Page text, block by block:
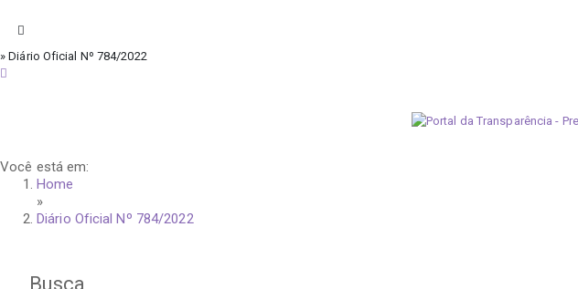
» Diário Oficial Nº 784/2022
Você está em:
Home
»
Diário Oficial Nº 784/2022
Busca